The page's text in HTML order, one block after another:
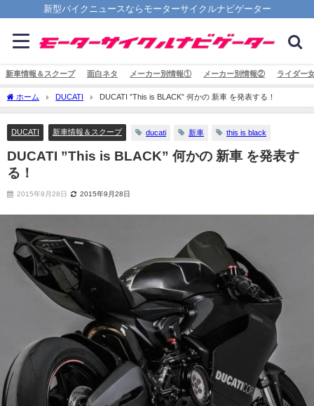
新型バイクニュースならモーターサイクルナビゲーター
新車情報＆スクープ 面白ネタ メーカー別情報① メーカー別情報② ライダー
ホーム DUCATI DUCATI ”This is BLACK” 何かの 新車 を発表する！
DUCATI 新車情報＆スクープ ducati 新車 this is black
DUCATI ”This is BLACK” 何かの 新車 を発表す
る！
2015年9月28日 2015年9月28日